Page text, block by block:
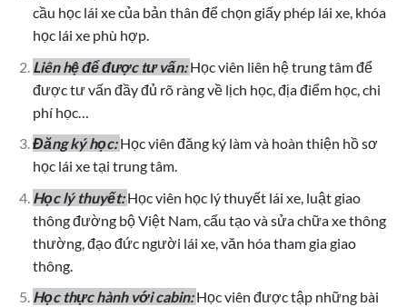
cầu học lái xe của bản thân để chọn giấy phép lái xe, khóa
học lái xe phù hợp.
Liên hệ để được tư vấn:Học viên liên hệ trung tâm để
được tư vấn đầy đủ rõ ràng về lịch học, địa điểm học, chi
phí học…
Đăng ký học:Học viên đăng ký làm và hoàn thiện hồ sơ
học lái xe tại trung tâm.
Học lý thuyết:Học viên học lý thuyết lái xe, luật giao
thông đường bộ Việt Nam, cấu tạo và sửa chữa xe thông
thường, đạo đức người lái xe, văn hóa tham gia giao
thông.
Học thực hành với cabin:Học viên được tập những bài